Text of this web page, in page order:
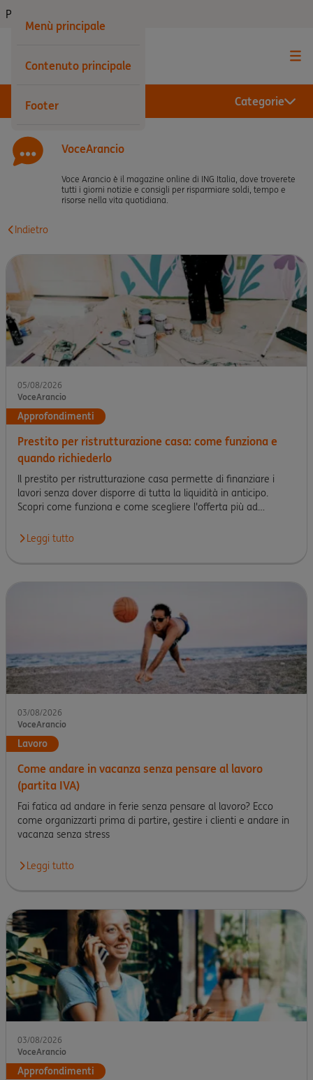
Menù principale
Contenuto principale
Footer
Privati
Categorie
VoceArancio
Voce Arancio è il magazine online di ING Italia, dove troverete
tutti i giorni notizie e consigli per risparmiare soldi, tempo e
risorse nella vita quotidiana.
Indietro
05/08/2026
VoceArancio
Approfondimenti
Prestito per ristrutturazione casa: come funziona e
quando richiederlo
Il prestito per ristrutturazione casa permette di finanziare i
lavori senza dover disporre di tutta la liquidità in anticipo.
Scopri come funziona e come scegliere l'offerta più ad…
Leggi tutto
03/08/2026
VoceArancio
Lavoro
Come andare in vacanza senza pensare al lavoro
(partita IVA)
Fai fatica ad andare in ferie senza pensare al lavoro? Ecco
come organizzarti prima di partire, gestire i clienti e andare in
vacanza senza stress
Leggi tutto
03/08/2026
VoceArancio
Approfondimenti